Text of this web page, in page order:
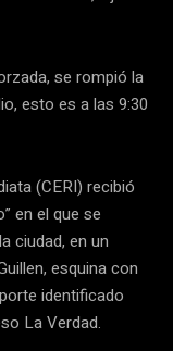
se rompió la
esto es a las 9:30
(CERI) recibió
en el que se
ciudad, en un
esquina con
identificado
La Verdad.